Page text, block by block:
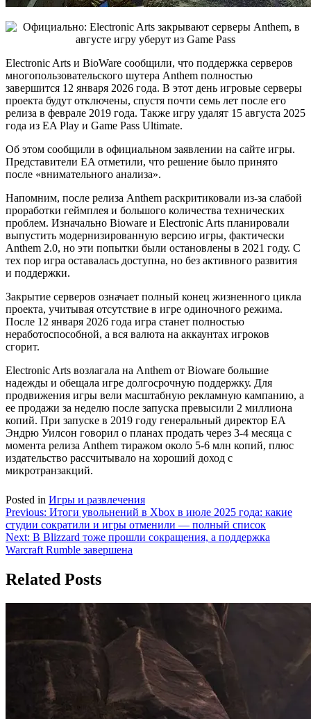
Electronic Arts и BioWare сообщили, что поддержка серверов
многопользовательского шутера Anthem полностью
завершится 12 января 2026 года. В этот день игровые серверы
проекта будут отключены, спустя почти семь лет после его
релиза в феврале 2019 года. Также игру удалят 15 августа 2025
года из EA Play и Game Pass Ultimate.
Об этом сообщили в официальном заявлении на сайте игры.
Представители EA отметили, что решение было принято
после «внимательного анализа».
Напомним, после релиза Anthem раскритиковали из-за слабой
проработки геймплея и большого количества технических
проблем. Изначально Bioware и Electronic Arts планировали
выпустить модернизированную версию игры, фактически
Anthem 2.0, но эти попытки были остановлены в 2021 году. С
тех пор игра оставалась доступна, но без активного развития
и поддержки.
Закрытие серверов означает полный конец жизненного цикла
проекта, учитывая отсутствие в игре одиночного режима.
После 12 января 2026 года игра станет полностью
неработоспособной, а вся валюта на аккаунтах игроков
сгорит.
Electronic Arts возлагала на Anthem от Bioware большие
надежды и обещала игре долгосрочную поддержку. Для
продвижения игры вели масштабную рекламную кампанию, а
ее продажи за неделю после запуска превысили 2 миллиона
копий. При запуске в 2019 году генеральный директор EA
Эндрю Уилсон говорил о планах продать через 3-4 месяца с
момента релиза Anthem тиражом около 5-6 млн копий, плюс
издательство рассчитывало на хороший доход с
микротранзакций.
Posted in Игры и развлечения
Навигация
по
записям
Previous: Итоги увольнений в Xbox в июле 2025 года: какие
студии сократили и игры отменили — полный список
Next: В Blizzard тоже прошли сокращения, а поддержка
Warcraft Rumble завершена
Related Posts